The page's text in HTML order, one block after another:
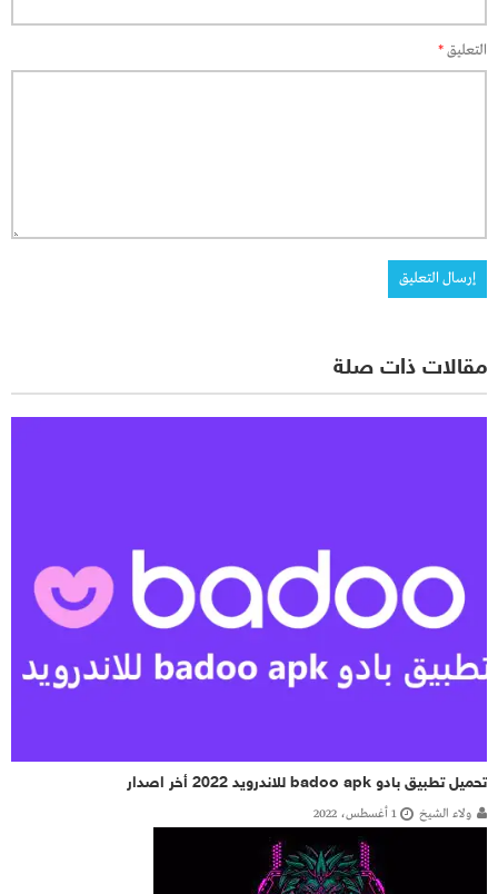
التعليق*
مقالات ذات صلة
تحميل تطبيق بادو badoo apk للاندرويد 2022 أخر اصدار
ولاء الشيخ 1 أغسطس، 2022